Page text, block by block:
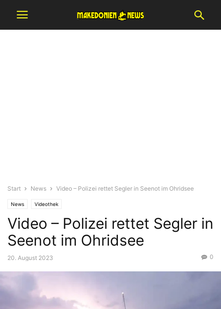
Start News Video – Polizei rettet Segler in Seenot im Ohridsee
News Videothek
Video – Polizei rettet Segler in
Seenot im Ohridsee
20. August 2023 0